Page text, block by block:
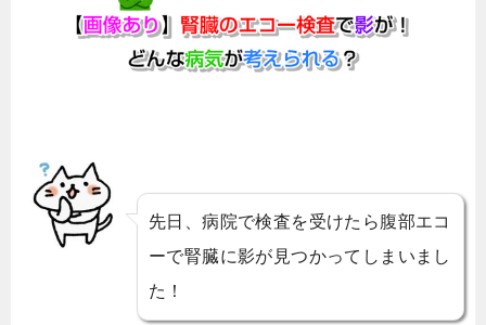
先日、病院で検査を受けたら腹部エコ
ーで腎臓に影が見つかってしまいまし
た！